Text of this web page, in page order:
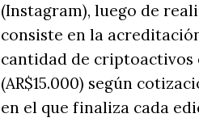
(Instagram), luego de
consiste en la
cantidad de criptoactivos
(AR$15.000) según
en el que finaliza cada